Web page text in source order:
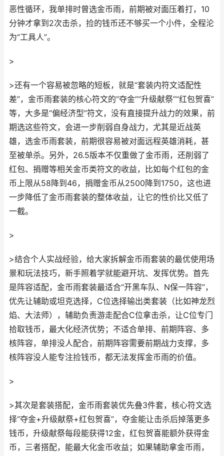
恶性循环，我单排时曾选金币雨，前期被对面压着打，10
分钟才拿到2次击杀，捡的钱币还不够买一个小件，全程沦
为“工具人”。
>
>还有一个容易被忽略的短板，就是“套装内符文适配性
差”，金币雨套装的核心符文的“夺金”“升级献祭”“红包贺喜”
等，大多是“偏经济型”符文，没有直接提升战力的效果，前
期选这些符文，会进一步削弱自身战力，尤其是近战英
雄，选金币雨套装，前期很容易被对面远程英雄消耗，甚
至被单杀。另外，26.5版本不仅重做了金币雨，还削弱了
红包、捐赠等相关金币类符文的收益，比如每个红包的金
币上限从58降到46，捐赠金币从2500降到1750，这也进
一步降低了金币雨套装的整体收益，让它的性价比又低了
一截。
>
>结合个人实战经验，给大家拆解金币雨套装的最优使用场
景和玩法技巧，新手照着学就能避开坑、发挥优势。首先
是阵容适配，金币雨套装最适合“开黑车队、N保一阵容”，
优先让辅助或坦克选择，C位选择输出类套装（比如神龙烈
焰、大法师），辅助负责游走配合C位拿击杀，让C位专门
拾取钱币，最大化经济优势；不适合单排、前期阵容、多
核阵容，单排没人配合，前期阵容需要前期战力支撑，多
核阵容没人能专注捡钱币，都无法发挥金币雨的价值。
>
>其次是套装搭配，金币雨套装优先叠3件套，核心符文选
择“夺金+升级献祭+红包贺喜”，夺金能让击杀后掉落更多
钱币，升级献祭每段能获得12金，红包贺喜能额外获得金
币，三者搭配，能最大化金币收益；如果辅助拿金币雨，